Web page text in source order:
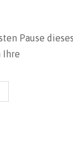
Pause dieses
Ihre